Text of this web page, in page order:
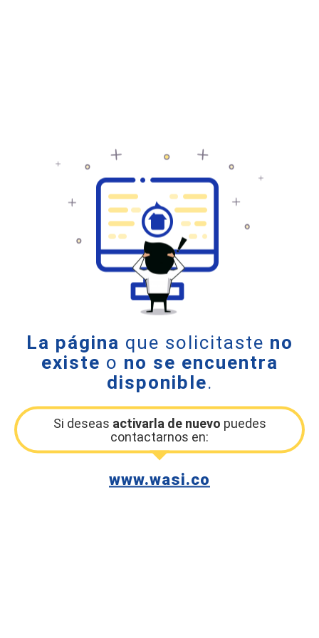
La página que solicitaste no
existe o no se encuentra
disponible.
Si deseas activarla de nuevo puedes
contactarnos en:
www.wasi.co